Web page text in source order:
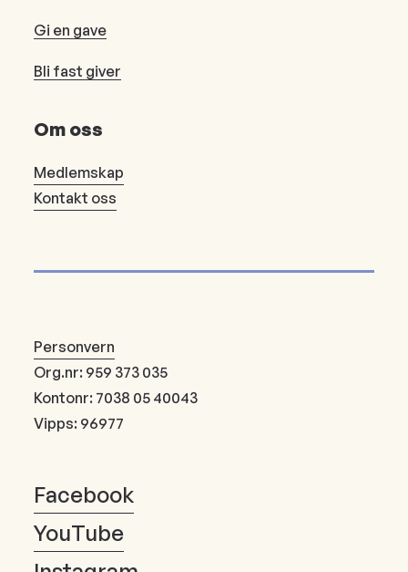
Gi en gave
Bli fast giver
Om oss
Medlemskap
Kontakt oss
Personvern
Org.nr: 959 373 035
Kontonr: 7038 05 40043
Vipps: 96977
Facebook
YouTube